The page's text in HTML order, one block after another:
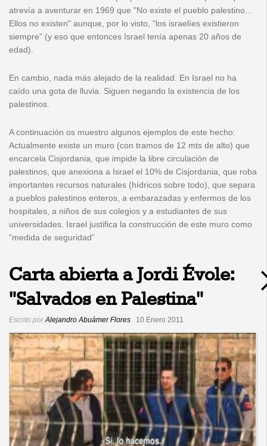
atrevía a aventurar en 1969 que "No existe el pueblo palestino...
Ellos no existen" aunque, por lo visto, “los israelíes existieron
siempre” (y eso que entonces Israel tenía apenas 20 años de
edad).
En cambio, nada más alejado de la realidad. En Israel no ha
caído una gota de lluvia. Siguen negando la existencia de los
palestinos.
A continuación os muestro algunos ejemplos de este hecho:
Actualmente existe un muro (con tramos de 12 mts de alto) que
encarcela Cisjordania, que impide la libre circulación de
palestinos, que anexiona a Israel el 10% de Cisjordania, que roba
importantes recursos naturales (hídricos sobre todo), que separa
a pueblos palestinos enteros, a embarazadas y enfermos de los
hospitales, a niños de sus colegios y a estudiantes de sus
universidades. Israel justifica la construcción de este muro como
“medida de seguridad”
Carta abierta a Jordi Évole:
"Salvados en Palestina"
Escrito porAlejandro Abuámer Flores 10 Enero 2011